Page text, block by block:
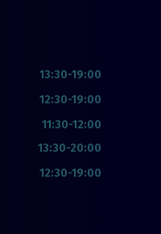
13:30-19:00
12:30-19:00
11:30-12:00
13:30-20:00
12:30-19:00